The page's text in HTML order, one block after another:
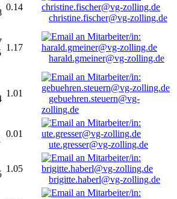
0.14
christine.fischer@vg-zolling.de
1.17
harald.gmeiner@vg-zolling.de
1.01
gebuehren.steuern@vg-
zolling.de
0.01
ute.gresser@vg-zolling.de
1.05
brigitte.haberl@vg-zolling.de